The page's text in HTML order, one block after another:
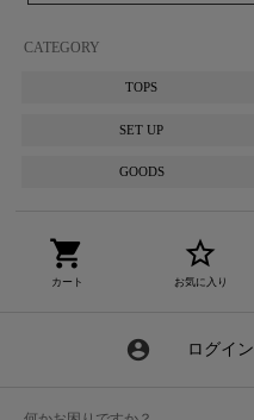
CATEGORY
TOPS
SET UP
GOODS
shopping_cart
カート
star_border
お気に入り
account_circle ログイン